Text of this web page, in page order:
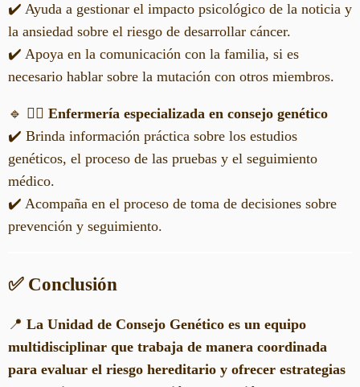
✔️ Ayuda a gestionar el impacto psicológico de la noticia y
la ansiedad sobre el riesgo de desarrollar cáncer.
✔️ Apoya en la comunicación con la familia, si es
necesario hablar sobre la mutación con otros miembros.
🔹 👩‍⚕️ Enfermería especializada en consejo genético
✔️ Brinda información práctica sobre los estudios
genéticos, el proceso de las pruebas y el seguimiento
médico.
✔️ Acompaña en el proceso de toma de decisiones sobre
prevención y seguimiento.
✅ Conclusión
📍 La Unidad de Consejo Genético es un equipo
multidisciplinar que trabaja de manera coordinada
para evaluar el riesgo hereditario y ofrecer estrategias